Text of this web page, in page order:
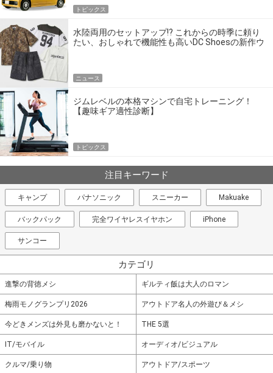
トピックス
水陸両用のセットアップ!? これからの時季に頼り
たい、おしゃれで機能性も高いDC Shoesの新作ウ
ニュース
ジムレベルの本格マシンで自宅トレーニング！
【趣味ギア適性診断】
トピックス
注目キーワード
キャンプ パナソニック スニーカー Makuake
バックパック 完全ワイヤレスイヤホン iPhone
サンコー
カテゴリ
進撃の背徳メシ ギルティ飯は大人のロマン
梅雨モノグランプリ2026 アウトドア名人の外遊び＆メシ
今どきメンズは外見も磨かないと！ THE 5選
IT/モバイル オーディオ/ビジュアル
クルマ/乗り物 アウトドア/スポーツ